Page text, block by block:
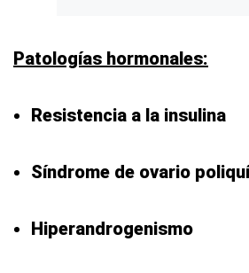
Patologías hormonales:
Resistencia a la insulina
Síndrome de ovario
Hiperandrogenismo